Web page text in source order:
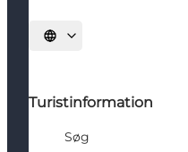
Vælg sprog
Turistinformation
Søg